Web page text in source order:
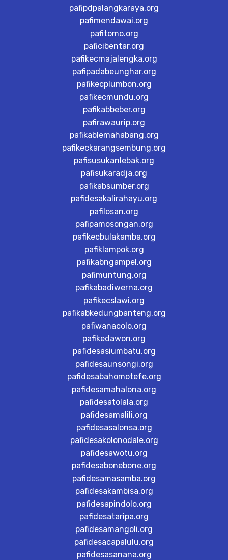
pafipdpalangkaraya.org
pafimendawai.org
pafitomo.org
paficibentar.org
pafikecmajalengka.org
pafipadabeunghar.org
pafikecplumbon.org
pafikecmundu.org
pafikabbeber.org
pafirawaurip.org
pafikablemahabang.org
pafikeckarangsembung.org
pafisusukanlebak.org
pafisukaradja.org
pafikabsumber.org
pafidesakalirahayu.org
pafilosan.org
pafipamosongan.org
pafikecbulakamba.org
pafiklampok.org
pafikabngampel.org
pafimuntung.org
pafikabadiwerna.org
pafikecslawi.org
pafikabkedungbanteng.org
pafiwanacolo.org
pafikedawon.org
pafidesasiumbatu.org
pafidesaunsongi.org
pafidesabahomotefe.org
pafidesamahalona.org
pafidesatolala.org
pafidesamalili.org
pafidesasalonsa.org
pafidesakolonodale.org
pafidesawotu.org
pafidesabonebone.org
pafidesamasamba.org
pafidesakambisa.org
pafidesapindolo.org
pafidesataripa.org
pafidesamangoli.org
pafidesacapalulu.org
pafidesasanana.org